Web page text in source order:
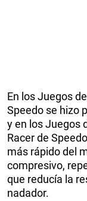
En los Juegos
Speedo se hizo
y en los Juegos
Racer de
más rápido del
compresivo,
que reducía la
nadador.